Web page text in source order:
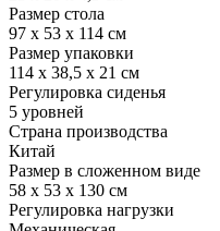
Размер стола
97 x 53 x 114 см
Размер упаковки
114 х 38,5 х 21 см
Регулировка сиденья
5 уровней
Страна производства
Китай
Размер в сложенном виде
58 x 53 x 130 см
Регулировка нагрузки